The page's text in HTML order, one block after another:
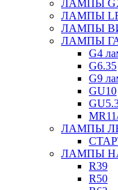
ЛАМПЫ
ЛАМПЫ
ЛАМПЫ
ЛАМПЫ
G4
G6.35
G9
GU10
ЛАМПЫ
ЛАМПЫ
R39
R50